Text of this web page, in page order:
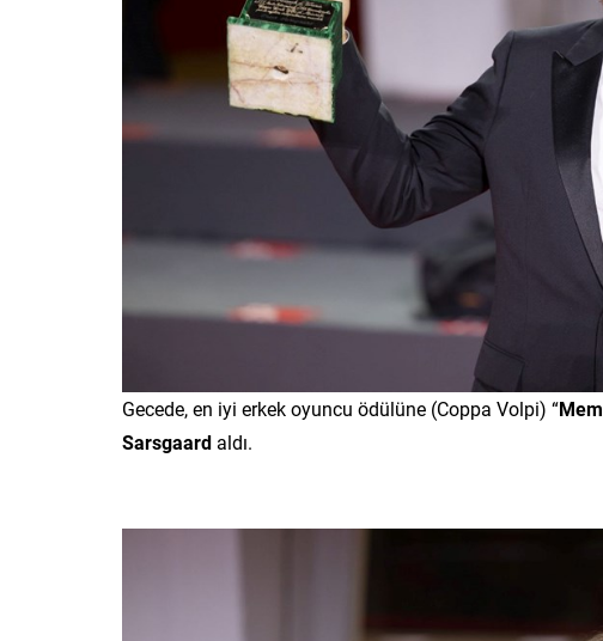
Gecede, en iyi erkek oyuncu ödülüne (Coppa Volpi) “
Sarsgaard aldı.